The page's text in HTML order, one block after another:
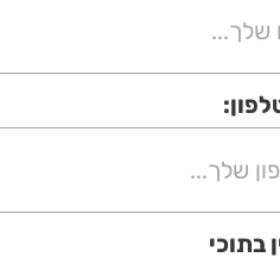
בתוכי